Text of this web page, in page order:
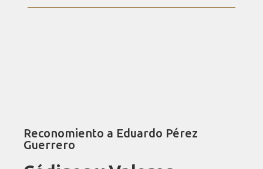
Reconomiento a Eduardo Pérez
Guerrero